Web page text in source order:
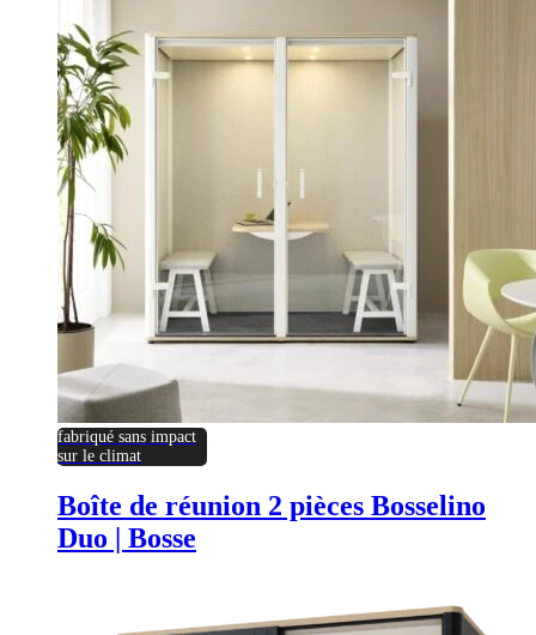
fabriqué sans impact
sur le climat
Boîte de réunion 2 pièces Bosselino
Duo | Bosse